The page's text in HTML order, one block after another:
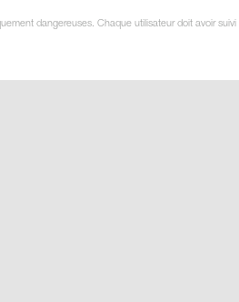
dangereuses. Chaque utilisateur doit avoir